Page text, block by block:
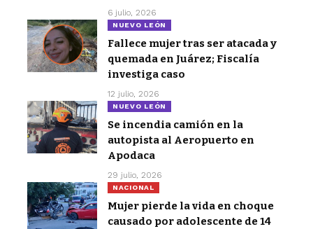
6 julio, 2026
NUEVO LEÓN
Fallece mujer tras ser atacada y
quemada en Juárez; Fiscalía
investiga caso
12 julio, 2026
NUEVO LEÓN
Se incendia camión en la
autopista al Aeropuerto en
Apodaca
29 julio, 2026
NACIONAL
Mujer pierde la vida en choque
causado por adolescente de 14